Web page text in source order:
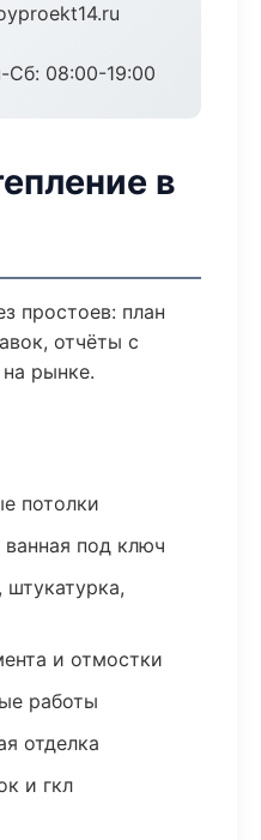
Сб: 08:00-19:00
в
простоев: план
отчёты с
рынке.
потолки
под ключ
и отмостки
работы
отделка
и гкл